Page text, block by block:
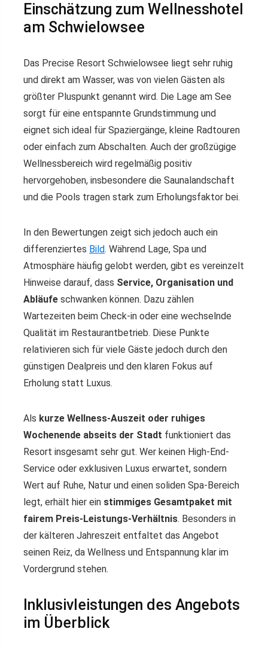
Einschätzung zum Wellnesshotel
am Schwielowsee
Das Precise Resort Schwielowsee liegt sehr ruhig
und direkt am Wasser, was von vielen Gästen als
größter Pluspunkt genannt wird. Die Lage am See
sorgt für eine entspannte Grundstimmung und
eignet sich ideal für Spaziergänge, kleine Radtouren
oder einfach zum Abschalten. Auch der großzügige
Wellnessbereich wird regelmäßig positiv
hervorgehoben, insbesondere die Saunalandschaft
und die Pools tragen stark zum Erholungsfaktor bei.
In den Bewertungen zeigt sich jedoch auch ein
differenziertes Bild. Während Lage, Spa und
Atmosphäre häufig gelobt werden, gibt es vereinzelt
Hinweise darauf, dass Service, Organisation und
Abläufe schwanken können. Dazu zählen
Wartezeiten beim Check-in oder eine wechselnde
Qualität im Restaurantbetrieb. Diese Punkte
relativieren sich für viele Gäste jedoch durch den
günstigen Dealpreis und den klaren Fokus auf
Erholung statt Luxus.
Als kurze Wellness-Auszeit oder ruhiges
Wochenende abseits der Stadt funktioniert das
Resort insgesamt sehr gut. Wer keinen High-End-
Service oder exklusiven Luxus erwartet, sondern
Wert auf Ruhe, Natur und einen soliden Spa-Bereich
legt, erhält hier ein stimmiges Gesamtpaket mit
fairem Preis-Leistungs-Verhältnis. Besonders in
der kälteren Jahreszeit entfaltet das Angebot
seinen Reiz, da Wellness und Entspannung klar im
Vordergrund stehen.
Inklusivleistungen des Angebots
im Überblick